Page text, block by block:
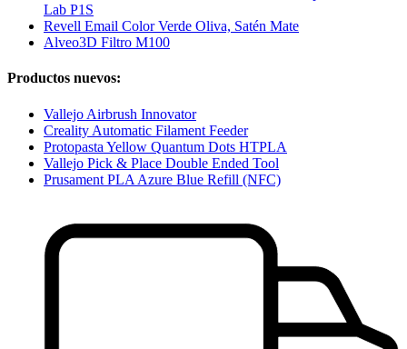
Lab P1S
Revell Email Color Verde Oliva, Satén Mate
Alveo3D Filtro M100
Productos nuevos:
Vallejo Airbrush Innovator
Creality Automatic Filament Feeder
Protopasta Yellow Quantum Dots HTPLA
Vallejo Pick & Place Double Ended Tool
Prusament PLA Azure Blue Refill (NFC)